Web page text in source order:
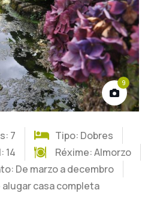
9
7
Tipo: Dobres
14
Réxime:Almorzo
De marzo a decembro
alugar casa completa